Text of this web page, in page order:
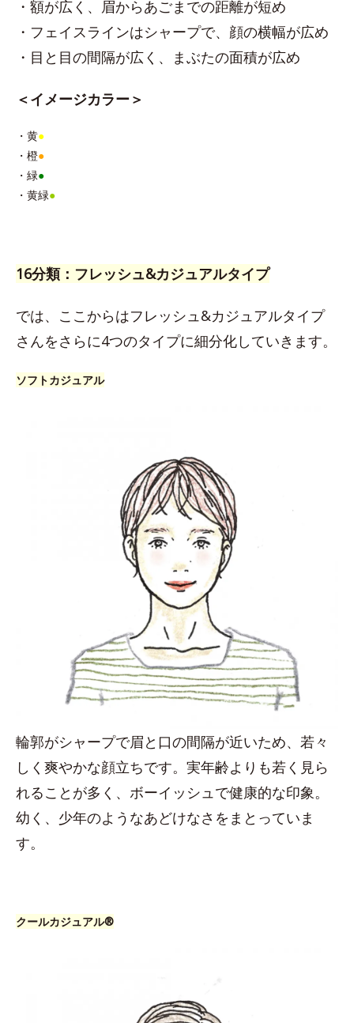
・額が広く、眉からあごまでの距離が短め
・フェイスラインはシャープで、顔の横幅が広め
・目と目の間隔が広く、まぶたの面積が広め
＜イメージカラー＞
・黄●
・橙●
・緑●
・黄緑●
16分類：フレッシュ&カジュアルタイプ
では、ここからはフレッシュ&カジュアルタイプ
さんをさらに4つのタイプに細分化していきます。
ソフトカジュアル
輪郭がシャープで眉と口の間隔が近いため、若々
しく爽やかな顔立ちです。実年齢よりも若く見ら
れることが多く、ボーイッシュで健康的な印象。
幼く、少年のようなあどけなさをまとっていま
す。
クールカジュアル®